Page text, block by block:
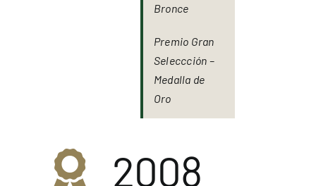
Bronce
Premio Gran
Seleccción –
Medalla de
Oro
2008